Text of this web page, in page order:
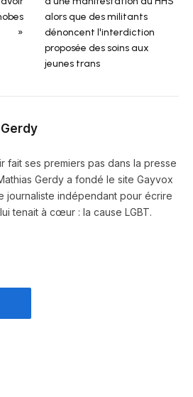
»
alors que des militants
dénoncent l'interdiction
proposée des soins aux
jeunes trans
fait ses premiers pas dans la presse
Gerdy a fondé le site Gayvox
journaliste indépendant pour écrire
tenait à cœur : la cause LGBT.